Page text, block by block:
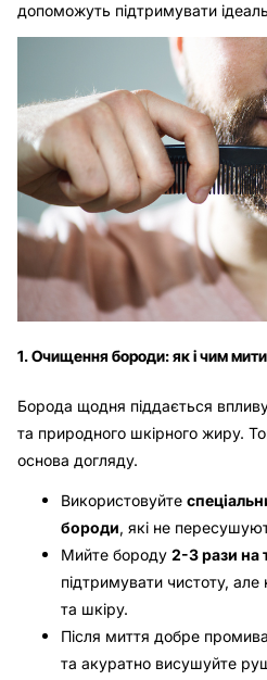
допоможуть підтримувати
1. Очищення бороди: як і чим мити
Борода щодня піддається
та природного шкірного жиру.
основа догляду.
Використовуйте
бороди, які не
Мийте бороду 2-3 рази на
підтримувати чистоту,
та шкіру.
Після миття добре
та акуратно висушуйте